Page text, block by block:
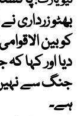
بھٹو
کو بین
دیا اور کہا
جنگ سے
ہے۔